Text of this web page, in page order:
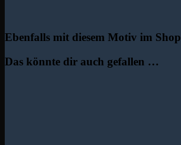
Ebenfalls mit diesem Motiv im Shop
Das könnte dir auch gefallen …